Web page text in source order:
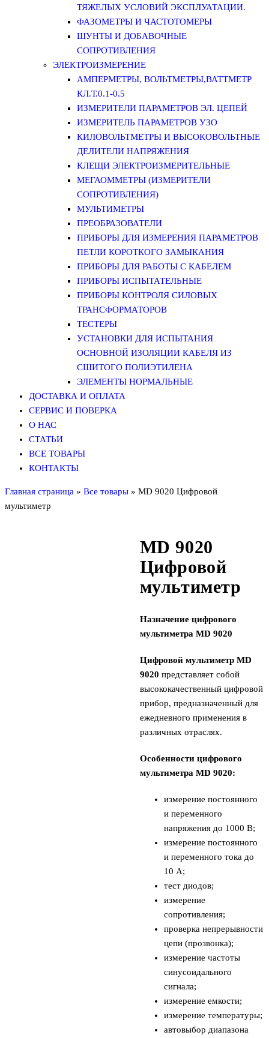
ТЯЖЕЛЫХ УСЛОВИЙ ЭКСПЛУАТАЦИИ.
ФАЗОМЕТРЫ И ЧАСТОТОМЕРЫ
ШУНТЫ И ДОБАВОЧНЫЕ
СОПРОТИВЛЕНИЯ
ЭЛЕКТРОИЗМЕРЕНИЕ
АМПЕРМЕТРЫ, ВОЛЬТМЕТРЫ,ВАТТМЕТР
КЛ.Т.0.1-0.5
ИЗМЕРИТЕЛИ ПАРАМЕТРОВ ЭЛ. ЦЕПЕЙ
ИЗМЕРИТЕЛЬ ПАРАМЕТРОВ УЗО
КИЛОВОЛЬТМЕТРЫ И ВЫСОКОВОЛЬТНЫЕ
ДЕЛИТЕЛИ НАПРЯЖЕНИЯ
КЛЕЩИ ЭЛЕКТРОИЗМЕРИТЕЛЬНЫЕ
МЕГАОММЕТРЫ (ИЗМЕРИТЕЛИ
СОПРОТИВЛЕНИЯ)
МУЛЬТИМЕТРЫ
ПРЕОБРАЗОВАТЕЛИ
ПРИБОРЫ ДЛЯ ИЗМЕРЕНИЯ ПАРАМЕТРОВ
ПЕТЛИ КОРОТКОГО ЗАМЫКАНИЯ
ПРИБОРЫ ДЛЯ РАБОТЫ С КАБЕЛЕМ
ПРИБОРЫ ИСПЫТАТЕЛЬНЫЕ
ПРИБОРЫ КОНТРОЛЯ СИЛОВЫХ
ТРАНСФОРМАТОРОВ
ТЕСТЕРЫ
УСТАНОВКИ ДЛЯ ИСПЫТАНИЯ
ОСНОВНОЙ ИЗОЛЯЦИИ КАБЕЛЯ ИЗ
СШИТОГО ПОЛИЭТИЛЕНА
ЭЛЕМЕНТЫ НОРМАЛЬНЫЕ
ДОСТАВКА И ОПЛАТА
СЕРВИС И ПОВЕРКА
О НАС
СТАТЬИ
ВСЕ ТОВАРЫ
КОНТАКТЫ
Главная страница » Все товары » MD 9020 Цифровой
мультиметр
MD 9020
Цифровой
мультиметр
Назначение цифрового
мультиметра MD 9020
Цифровой мультиметр MD
9020 представляет собой
высококачественный цифровой
прибор, предназначенный для
ежедневного применения в
различных отраслях.
Особенности цифрового
мультиметра MD 9020:
измерение постоянного
и переменного
напряжения до 1000 В;
измерение постоянного
и переменного тока до
10 А;
тест диодов;
измерение
сопротивления;
проверка непрерывности
цепи (прозвонка);
измерение частоты
синусоидального
сигнала;
измерение емкости;
измерение температуры;
автовыбор диапазона